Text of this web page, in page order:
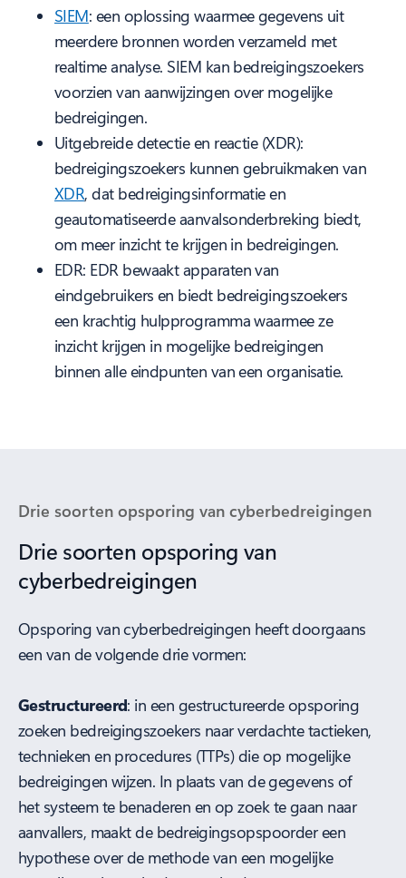
SIEM: een oplossing waarmee gegevens uit
meerdere bronnen worden verzameld met
realtime analyse. SIEM kan bedreigingszoekers
voorzien van aanwijzingen over mogelijke
bedreigingen.
Uitgebreide detectie en reactie (XDR):
bedreigingszoekers kunnen gebruikmaken van
XDR, dat bedreigingsinformatie en
geautomatiseerde aanvalsonderbreking biedt,
om meer inzicht te krijgen in bedreigingen.
EDR: EDR bewaakt apparaten van
eindgebruikers en biedt bedreigingszoekers
een krachtig hulpprogramma waarmee ze
inzicht krijgen in mogelijke bedreigingen
binnen alle eindpunten van een organisatie.
Drie soorten opsporing van cyberbedreigingen
Drie soorten opsporing van
cyberbedreigingen
Opsporing van cyberbedreigingen heeft doorgaans
een van de volgende drie vormen:
Gestructureerd: in een gestructureerde opsporing
zoeken bedreigingszoekers naar verdachte tactieken,
technieken en procedures (TTPs) die op mogelijke
bedreigingen wijzen. In plaats van de gegevens of
het systeem te benaderen en op zoek te gaan naar
aanvallers, maakt de bedreigingsopspoorder een
hypothese over de methode van een mogelijke